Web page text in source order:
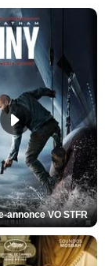
annonce VO STFR